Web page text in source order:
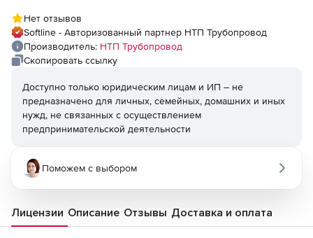
Нет отзывов
Softline - Авторизованный партнер НТП Трубопровод
Производитель: НТП Трубопровод
Скопировать ссылку
Доступно только юридическим лицам и ИП – не
предназначено для личных, семейных, домашних и иных
нужд, не связанных с осуществлением
предпринимательской деятельности
Поможем с выбором
Лицензии Описание Отзывы Доставка и оплата